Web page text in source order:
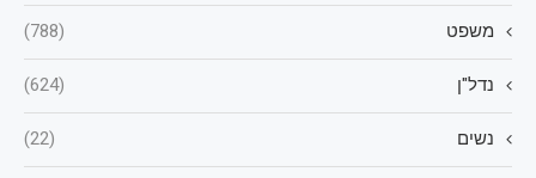
משפט (788)
נדל"ן (624)
נשים (22)